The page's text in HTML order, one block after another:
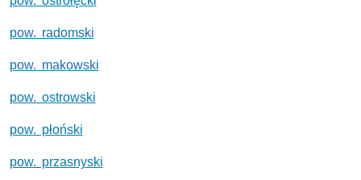
pow. radomski
pow. makowski
pow. ostrowski
pow. płoński
pow. przasnyski